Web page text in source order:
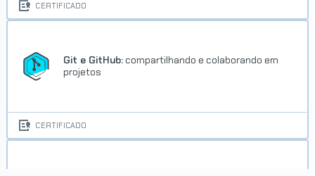
CERTIFICADO
Git e GitHub: compartilhando e colaborando em
projetos
CERTIFICADO